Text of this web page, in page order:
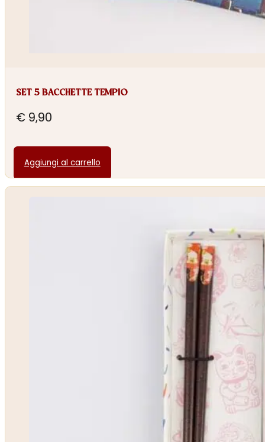
SET 5 BACCHETTE TEMPIO
€ 9,90
Aggiungi al carrello